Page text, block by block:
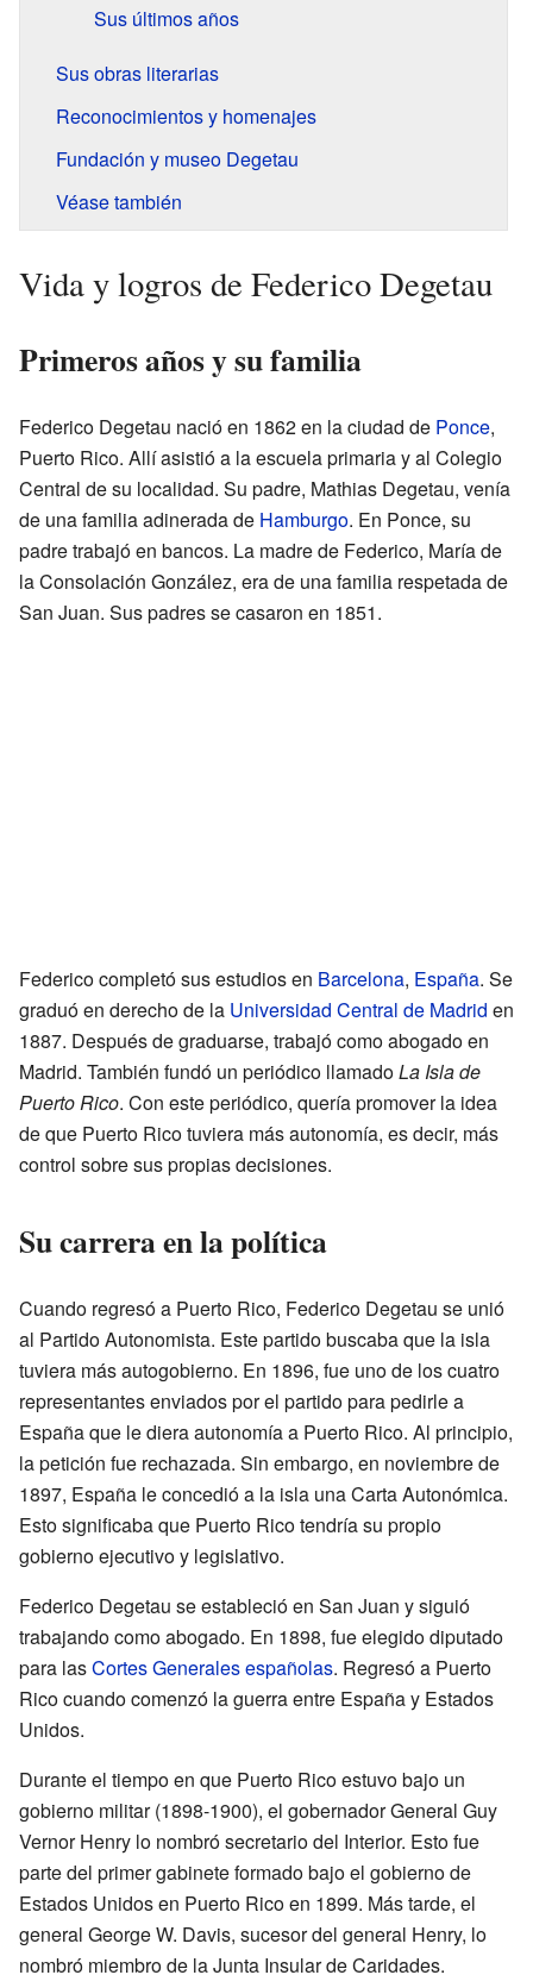
Sus últimos años
Sus obras literarias
Reconocimientos y homenajes
Fundación y museo Degetau
Véase también
Vida y logros de Federico Degetau
Primeros años y su familia
Federico Degetau nació en 1862 en la ciudad de Ponce,
Puerto Rico. Allí asistió a la escuela primaria y al Colegio
Central de su localidad. Su padre, Mathias Degetau, venía
de una familia adinerada de Hamburgo. En Ponce, su
padre trabajó en bancos. La madre de Federico, María de
la Consolación González, era de una familia respetada de
San Juan. Sus padres se casaron en 1851.
Federico completó sus estudios en Barcelona, España. Se
graduó en derecho de la Universidad Central de Madrid en
1887. Después de graduarse, trabajó como abogado en
Madrid. También fundó un periódico llamadoLa Isla de
Puerto Rico. Con este periódico, quería promover la idea
de que Puerto Rico tuviera más autonomía, es decir, más
control sobre sus propias decisiones.
Su carrera en la política
Cuando regresó a Puerto Rico, Federico Degetau se unió
al Partido Autonomista. Este partido buscaba que la isla
tuviera más autogobierno. En 1896, fue uno de los cuatro
representantes enviados por el partido para pedirle a
España que le diera autonomía a Puerto Rico. Al principio,
la petición fue rechazada. Sin embargo, en noviembre de
1897, España le concedió a la isla una Carta Autonómica.
Esto significaba que Puerto Rico tendría su propio
gobierno ejecutivo y legislativo.
Federico Degetau se estableció en San Juan y siguió
trabajando como abogado. En 1898, fue elegido diputado
para lasCortes Generales españolas. Regresó a Puerto
Rico cuando comenzó la guerra entre España y Estados
Unidos.
Durante el tiempo en que Puerto Rico estuvo bajo un
gobierno militar (1898-1900), el gobernador General Guy
Vernor Henry lo nombró secretario del Interior. Esto fue
parte del primer gabinete formado bajo el gobierno de
Estados Unidos en Puerto Rico en 1899. Más tarde, el
general George W. Davis, sucesor del general Henry, lo
nombró miembro de la Junta Insular de Caridades.